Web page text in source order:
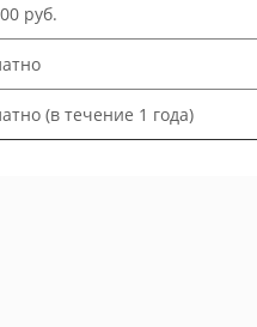
руб.
(в течение 1 года)